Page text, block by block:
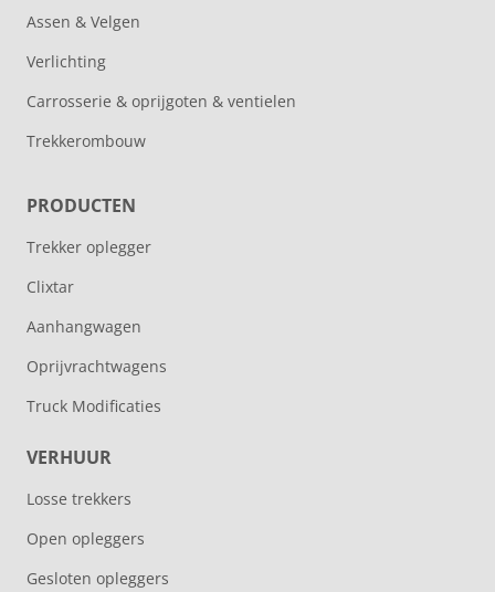
Assen & Velgen
Verlichting
Carrosserie & oprijgoten & ventielen
Trekkerombouw
PRODUCTEN
Trekker oplegger
Clixtar
Aanhangwagen
Oprijvrachtwagens
Truck Modificaties
VERHUUR
Losse trekkers
Open opleggers
Gesloten opleggers